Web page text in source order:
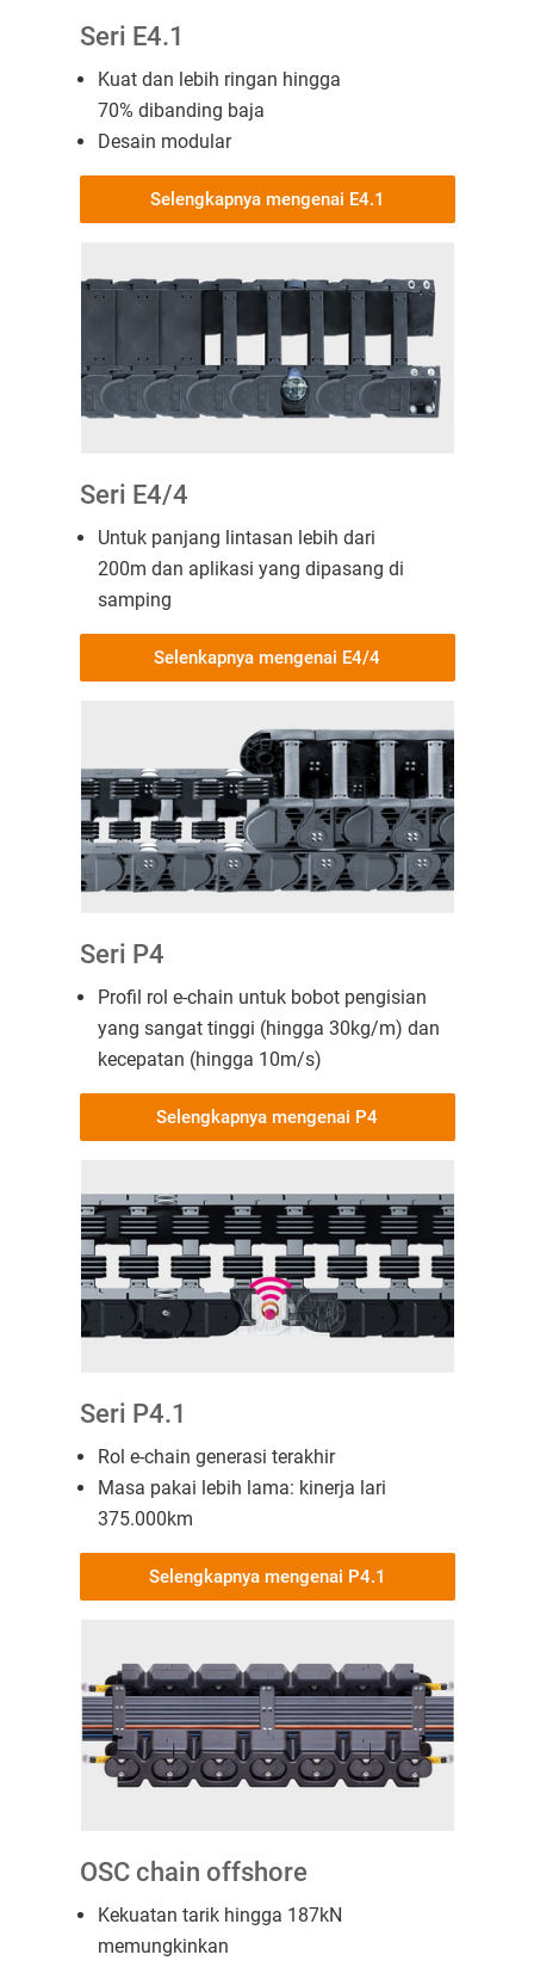
Seri E4.1
Kuat dan lebih ringan hingga
70% dibanding baja
Desain modular
Selengkapnya mengenai E4.1
Seri E4/4
Untuk panjang lintasan lebih dari
200m dan aplikasi yang dipasang di
samping
Selenkapnya mengenai E4/4
Seri P4
Profil rol e-chain untuk bobot pengisian
yang sangat tinggi (hingga 30kg/m) dan
kecepatan (hingga 10m/s)
Selengkapnya mengenai P4
Seri P4.1
Rol e-chain generasi terakhir
Masa pakai lebih lama: kinerja lari
375.000km
Selengkapnya mengenai P4.1
OSC chain offshore
Kekuatan tarik hingga 187kN
memungkinkan